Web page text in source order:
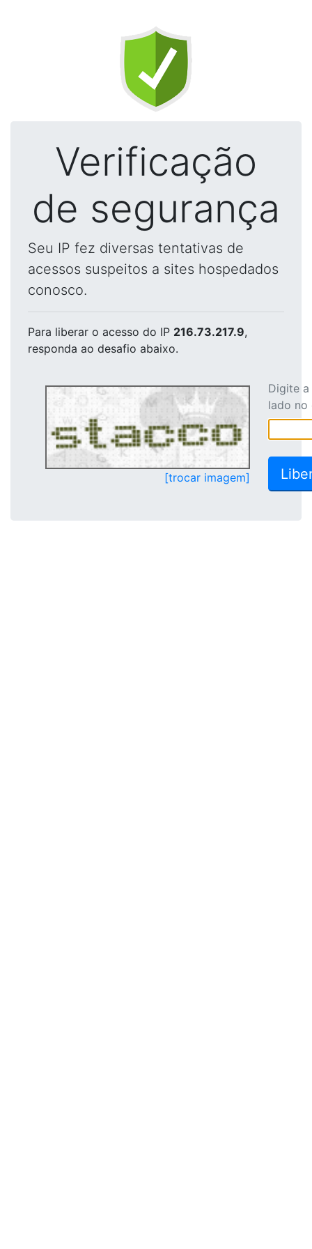
Verificação
de segurança
Seu IP fez diversas tentativas de
acessos suspeitos a sites hospedados
conosco.
Para liberar o acesso do IP 216.73.217.9,
responda ao desafio abaixo.
[trocar imagem]
Digite
lado no